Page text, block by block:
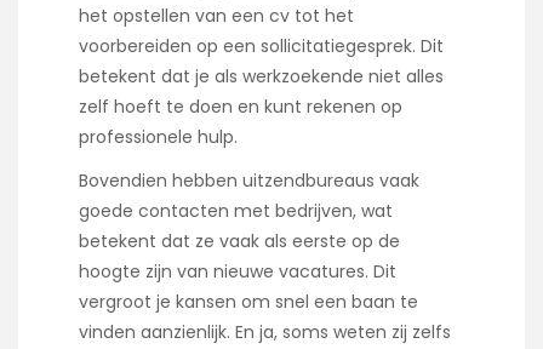
het opstellen van een cv tot het
voorbereiden op een sollicitatiegesprek. Dit
betekent dat je als werkzoekende niet alles
zelf hoeft te doen en kunt rekenen op
professionele hulp.
Bovendien hebben uitzendbureaus vaak
goede contacten met bedrijven, wat
betekent dat ze vaak als eerste op de
hoogte zijn van nieuwe vacatures. Dit
vergroot je kansen om snel een baan te
vinden aanzienlijk. En ja, soms weten zij zelfs